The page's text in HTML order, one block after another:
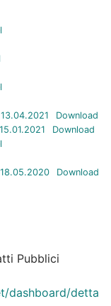
Download
Download
Download
Pubblici
dashboard/detta